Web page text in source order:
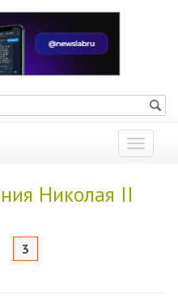
Показать
меню
Николая ІІ
3